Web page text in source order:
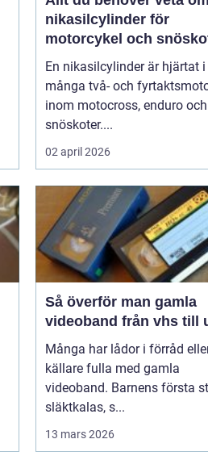
nikasilcylinder för
motorcykel och
En nikasilcylinder är hjärtat i
många två- och
inom motocross, enduro och
snöskoter....
02 april 2026
Så överför man gamla
videoband från vhs till
Många har lådor i förråd
källare fulla med gamla
videoband. Barnens första
släktkalas, s...
13 mars 2026